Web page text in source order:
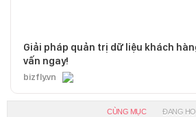
Giải pháp quản trị dữ liệu khách
vấn ngay!
bizfly.vn
CÙNG MỤC ĐANG